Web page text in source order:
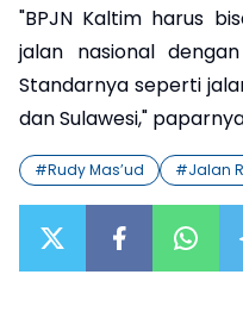
"BPJN Kaltim harus
jalan nasional
Standarnya seperti
dan Sulawesi,"
#Rudy Mas’ud #Jalan